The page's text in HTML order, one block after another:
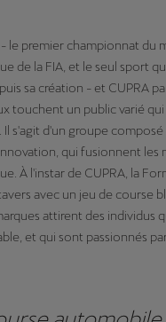
- le premier championnat du
de la FIA, et le seul sport
sa création - et CUPRA
touchent un public varié
s'agit d'un groupe composé
qui fusionnent les
À l'instar de CUPRA, la
avec un jeu de course
attirent des individus
et qui sont passionnés